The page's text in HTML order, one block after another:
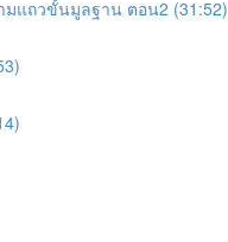
มแถวขั้นมูลฐาน ตอน2 (31:52)